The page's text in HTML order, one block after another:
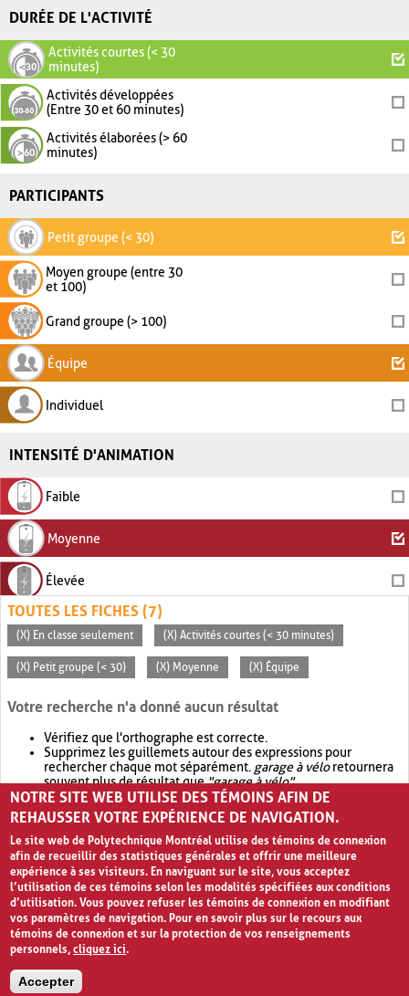
DURÉE DE L'ACTIVITÉ
Activités courtes (< 30
minutes)
Activités développées
(Entre 30 et 60 minutes)
Activités élaborées (> 60
minutes)
PARTICIPANTS
Petit groupe (< 30)
Moyen groupe (entre 30
et 100)
Grand groupe (> 100)
Équipe
Individuel
INTENSITÉ D'ANIMATION
Faible
Moyenne
Élevée
TOUTES LES FICHES (7)
(X) En classe seulement (X) Activités courtes (< 30 minutes)
(X) Petit groupe (< 30) (X) Moyenne (X) Équipe
Votre recherche n'a donné aucun résultat
Vérifiez que l'orthographe est correcte.
Supprimez les guillemets autour des expressions pour
rechercher chaque mot séparément. garage à véloretournera
souvent plus de résultat que"garage à vélo".
Envisagez d'élargir votre recherche avec OR.garage OR vélo
retournera souvent plus de résultat quegarage à vélo
NOTRE SITE WEB UTILISE DES TÉMOINS AFIN DE
REHAUSSER VOTRE EXPÉRIENCE DE NAVIGATION.
Le site web de Polytechnique Montréal utilise des témoins de connexion
afin de recueillir des statistiques générales et offrir une meilleure
expérience à ses visiteurs. En naviguant sur le site, vous acceptez
l’utilisation de ces témoins selon les modalités spécifiées aux conditions
d’utilisation. Vous pouvez refuser les témoins de connexion en modifiant
vos paramètres de navigation. Pour en savoir plus sur le recours aux
témoins de connexion et sur la protection de vos renseignements
personnels,cliquez ici.
Accepter